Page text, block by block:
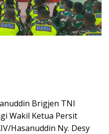
Brigjen TNI
Wakil Ketua Persit
Hasanuddin Ny. Desy